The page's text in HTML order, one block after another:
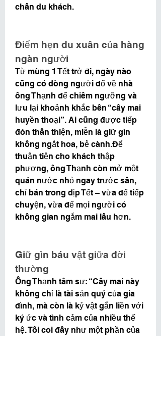
chân du khách.
Điểm hẹn du xuân của hàng
ngàn người
Từ mùng 1 Tết trở đi, ngày nào
cũng có dòng người đổ về nhà
ông Thạnh để chiêm ngưỡng và
lưu lại khoảnh khắc bên “cây mai
huyền thoại”. Ai cũng được tiếp
đón thân thiện, miễn là giữ gìn
không ngắt hoa, bẻ cành.Để
thuận tiện cho khách thập
phương, ông Thạnh còn mở một
quán nước nhỏ ngay trước sân,
chỉ bán trong dịp Tết – vừa để tiếp
chuyện, vừa để mọi người có
không gian ngắm mai lâu hơn.
Giữ gìn báu vật giữa đời
thường
Ông Thạnh tâm sự: “Cây mai này
không chỉ là tài sản quý của gia
đình, mà còn là kỷ vật gắn liền với
ký ức và tình cảm của nhiều thế
hệ. Tôi coi đây như một phần của